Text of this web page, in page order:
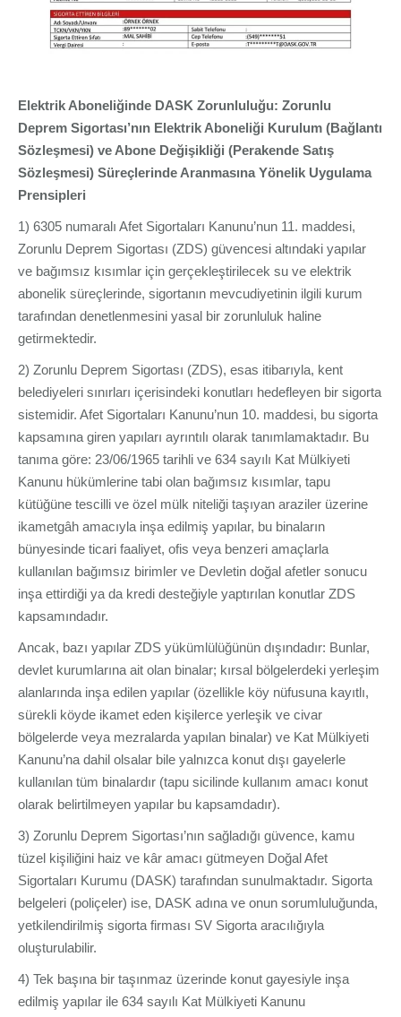
Elektrik Aboneliğinde DASK Zorunluluğu: Zorunlu
Deprem Sigortası’nın Elektrik Aboneliği Kurulum (Bağlantı
Sözleşmesi) ve Abone Değişikliği (Perakende Satış
Sözleşmesi) Süreçlerinde Aranmasına Yönelik Uygulama
Prensipleri
1) 6305 numaralı Afet Sigortaları Kanunu’nun 11. maddesi,
Zorunlu Deprem Sigortası (ZDS) güvencesi altındaki yapılar
ve bağımsız kısımlar için gerçekleştirilecek su ve elektrik
abonelik süreçlerinde, sigortanın mevcudiyetinin ilgili kurum
tarafından denetlenmesini yasal bir zorunluluk haline
getirmektedir.
2) Zorunlu Deprem Sigortası (ZDS), esas itibarıyla, kent
belediyeleri sınırları içerisindeki konutları hedefleyen bir sigorta
sistemidir. Afet Sigortaları Kanunu’nun 10. maddesi, bu sigorta
kapsamına giren yapıları ayrıntılı olarak tanımlamaktadır. Bu
tanıma göre: 23/06/1965 tarihli ve 634 sayılı Kat Mülkiyeti
Kanunu hükümlerine tabi olan bağımsız kısımlar, tapu
kütüğüne tescilli ve özel mülk niteliği taşıyan araziler üzerine
ikametgâh amacıyla inşa edilmiş yapılar, bu binaların
bünyesinde ticari faaliyet, ofis veya benzeri amaçlarla
kullanılan bağımsız birimler ve Devletin doğal afetler sonucu
inşa ettirdiği ya da kredi desteğiyle yaptırılan konutlar ZDS
kapsamındadır.
Ancak, bazı yapılar ZDS yükümlülüğünün dışındadır: Bunlar,
devlet kurumlarına ait olan binalar; kırsal bölgelerdeki yerleşim
alanlarında inşa edilen yapılar (özellikle köy nüfusuna kayıtlı,
sürekli köyde ikamet eden kişilerce yerleşik ve civar
bölgelerde veya mezralarda yapılan binalar) ve Kat Mülkiyeti
Kanunu’na dahil olsalar bile yalnızca konut dışı gayelerle
kullanılan tüm binalardır (tapu sicilinde kullanım amacı konut
olarak belirtilmeyen yapılar bu kapsamdadır).
3) Zorunlu Deprem Sigortası’nın sağladığı güvence, kamu
tüzel kişiliğini haiz ve kâr amacı gütmeyen Doğal Afet
Sigortaları Kurumu (DASK) tarafından sunulmaktadır. Sigorta
belgeleri (poliçeler) ise, DASK adına ve onun sorumluluğunda,
yetkilendirilmiş sigorta firması SV Sigorta aracılığıyla
oluşturulabilir.
4) Tek başına bir taşınmaz üzerinde konut gayesiyle inşa
edilmiş yapılar ile 634 sayılı Kat Mülkiyeti Kanunu